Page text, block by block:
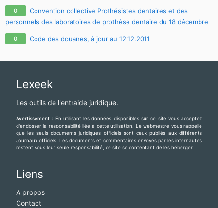
oeufs et des industries en produits d'oeufs du 10 mai 1999, à jour
au 04.08.2011
0
Convention collective Prothésistes dentaires et des
personnels des laboratoires de prothèse dentaire du 18 décembre
1978, à jour au 10.06.2011
0 Code des douanes, à jour au 12.12.2011
Lexeek
Les outils de l'entraide juridique.
Avertissement : En utilisant les données disponibles sur ce site vous acceptez
d'endosser la responsabilité liée à cette utilisation. Le webmestre vous rappelle
que les seuls documents juridiques officiels sont ceux publiés aux différents
Journaux officiels. Les documents et commentaires envoyés par les internautes
restent sous leur seule responsabilité, ce site se contentant de les héberger.
Liens
A propos
Contact